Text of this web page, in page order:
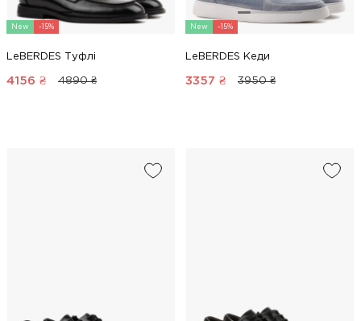
New -15%
LeBERDES Туфлі
4156 ₴ 4890 ₴
New -15%
LeBERDES Кеди
3357 ₴ 3950 ₴